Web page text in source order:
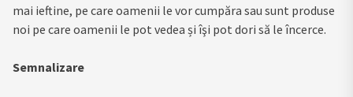
mai ieftine, pe care oamenii le vor cumpăra sau sunt produse
noi pe care oamenii le pot vedea și îşi pot dori să le încerce.
Semnalizare